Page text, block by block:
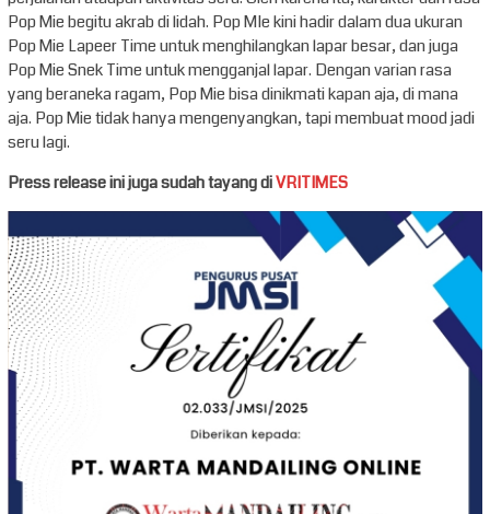
Pop Mie begitu akrab di lidah. Pop MIe kini hadir dalam dua ukuran
Pop Mie Lapeer Time untuk menghilangkan lapar besar, dan juga
Pop Mie Snek Time untuk mengganjal lapar. Dengan varian rasa
yang beraneka ragam, Pop Mie bisa dinikmati kapan aja, di mana
aja. Pop Mie tidak hanya mengenyangkan, tapi membuat mood jadi
seru lagi.
Press release ini juga sudah tayang diVRITIMES